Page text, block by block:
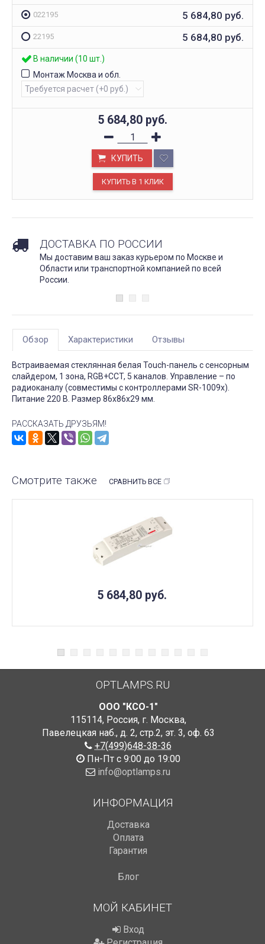
022195 5 684,80 руб.
22195 5 684,80 руб.
В наличии (10 шт.)
Монтаж Москва и обл.
5 684,80 руб.
КУПИТЬ
ДОСТАВКА ПО РОССИИ
Мы доставим ваш заказ курьером по Москве и
Области или транспортной компанией по всей
России.
Обзор Характеристики Отзывы
Встраиваемая стеклянная белая Touch-панель с сенсорным
слайдером, 1 зона, RGB+CCT, 5 каналов. Управление – по
радиоканалу (совместимы с контроллерами SR-1009x).
Питание 220 В. Размер 86x86x29 мм.
РАССКАЗАТЬ ДРУЗЬЯМ!
Смотрите также СРАВНИТЬ ВСЕ
5 684,80 руб.
OPTLAMPS.RU
ООО "КСО-1"
115114, Россия, г. Москва,
Павелецкая наб., д. 2, стр.2, эт. 3, оф. 63
+7(499)648-38-36
Пн-Пт с 9:00 до 19:00
info@optlamps.ru
ИНФОРМАЦИЯ
Доставка
Оплата
Гарантия
Блог
МОЙ КАБИНЕТ
Вход